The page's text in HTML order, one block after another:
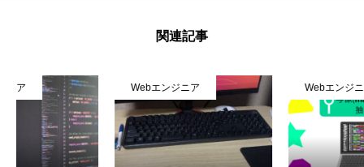
関連記事
Webエンジニア Webエンジニア